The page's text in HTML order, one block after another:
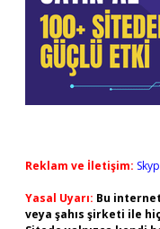
Reklam ve İletişim:
Yasal Uyarı: Bu
veya şahıs şirketi ile